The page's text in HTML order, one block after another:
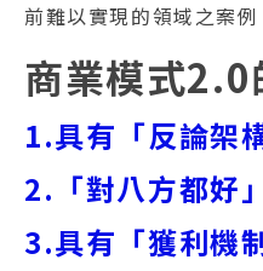
前難以實現的領域之案例
商業模式2.0
1.具有「反論架構
2.「對八方都好」
3.具有「獲利機制